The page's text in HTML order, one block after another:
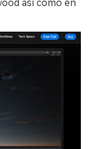
así como en